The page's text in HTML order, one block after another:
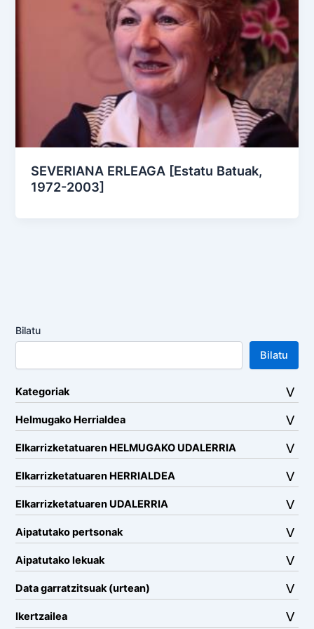
SEVERIANA ERLEAGA [Estatu Batuak,
1972-2003]
Bilatu
Bilatu
Kategoriak
Helmugako Herrialdea
Elkarrizketatuaren HELMUGAKO UDALERRIA
Elkarrizketatuaren HERRIALDEA
Elkarrizketatuaren UDALERRIA
Aipatutako pertsonak
Aipatutako lekuak
Data garratzitsuak (urtean)
Ikertzailea